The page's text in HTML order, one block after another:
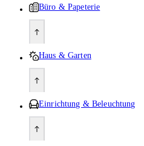
Büro & Papeterie
Haus & Garten
Einrichtung & Beleuchtung